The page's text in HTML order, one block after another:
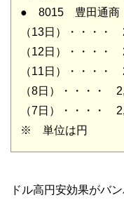
● 8015 豊田通
（13日）・・・
（12日）・・・
（11日）・・・
（8日）・・・・
（7日）・・・・
※ 単位は円
ドル高円安効果がバン